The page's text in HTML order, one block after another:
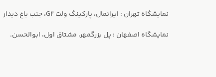
نمایشگاه اصفهان : پل بزرگمهر، مشتاق اول، ابوالحسن.